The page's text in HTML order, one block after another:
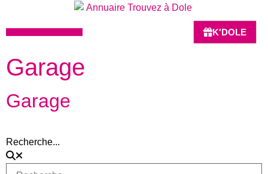
K'DOLE
Garage
Garage
Recherche...